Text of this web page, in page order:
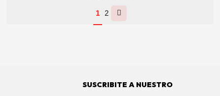
1 2
SUSCRIBITE A NUESTRO